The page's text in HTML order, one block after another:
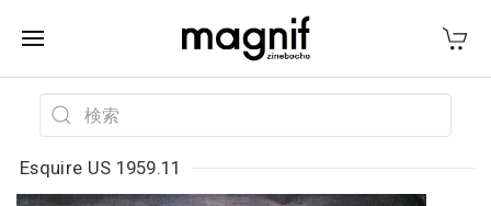
Esquire US 1959.11